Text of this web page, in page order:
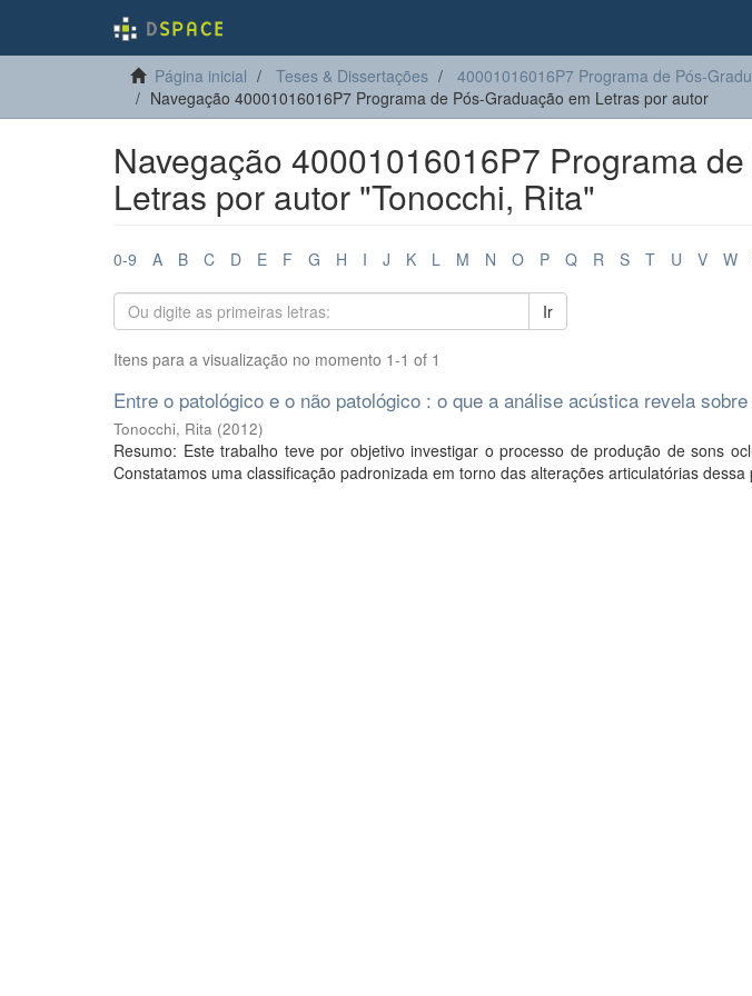
Página inicial Teses & Dissertações
40001016016P7 Programa de Pós-
Navegação 40001016016P7 Programa de Pós-Graduação em Letras por autor
Navegação 40001016016P7 Programa
Letras por autor "Tonocchi, Rita"
0-9 A B C D E F G H I J K L M N O P Q R S T U V W
Ir
Itens para a visualização no momento 1-1 of 1
Entre o patológico e o não patológico : o que a análise acústica revela
Tonocchi, Rita (2012)
Resumo: Este trabalho teve por objetivo investigar o processo de produção de sons
Constatamos uma classificação padronizada em torno das alterações articulatórias dessa